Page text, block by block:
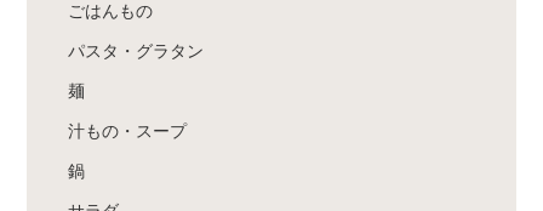
ごはんもの
パスタ・グラタン
麺
汁もの・スープ
鍋